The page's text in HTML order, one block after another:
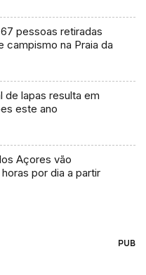
pessoas retiradas
campismo na Praia da
de lapas resulta em
este ano
Açores vão
por dia a partir
PUB